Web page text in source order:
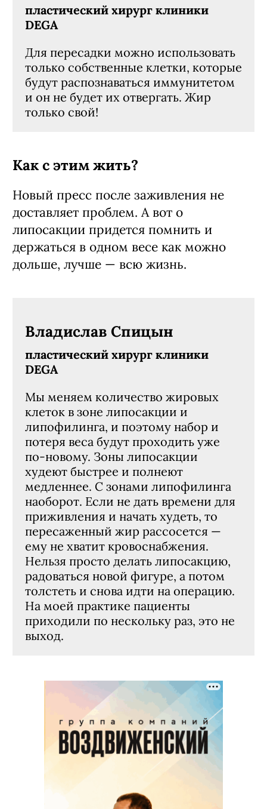
пластический хирург клиники
DEGA
Для пересадки можно использовать
только собственные клетки, которые
будут распознаваться иммунитетом
и он не будет их отвергать. Жир
только свой!
Как с этим жить?
Новый пресс после заживления не
доставляет проблем. А вот о
липосакции придется помнить и
держаться в одном весе как можно
дольше, лучше — всю жизнь.
Владислав Спицын
пластический хирург клиники
DEGA
Мы меняем количество жировых
клеток в зоне липосакции и
липофилинга, и поэтому набор и
потеря веса будут проходить уже
по-новому. Зоны липосакции
худеют быстрее и полнеют
медленнее. С зонами липофилинга
наоборот. Если не дать времени для
приживления и начать худеть, то
пересаженный жир рассосется —
ему не хватит кровоснабжения.
Нельзя просто делать липосакцию,
радоваться новой фигуре, а потом
толстеть и снова идти на операцию.
На моей практике пациенты
приходили по нескольку раз, это не
выход.